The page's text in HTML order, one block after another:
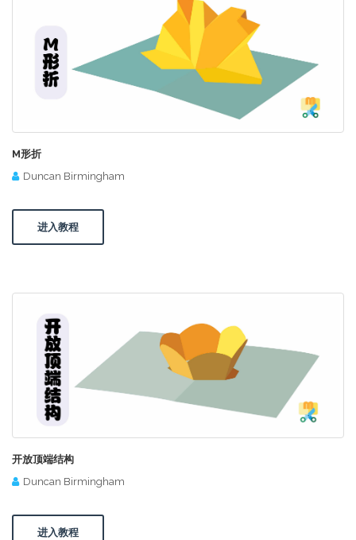
M形折
Duncan Birmingham
进入教程
开放顶端结构
Duncan Birmingham
进入教程